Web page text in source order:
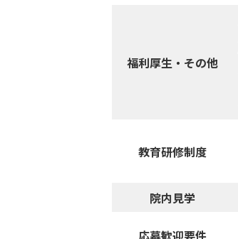
福利厚生・その他
教育研修制度
院内見学
応募歓迎要件